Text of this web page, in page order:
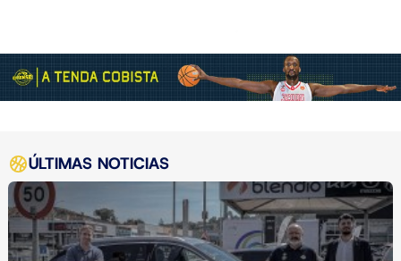
ÚLTIMAS NOTICIAS